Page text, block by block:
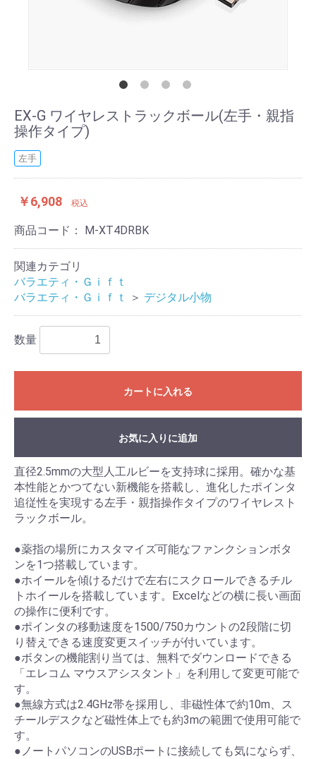
EX-G ワイヤレストラックボール(左手・親指
操作タイプ)
左手
￥6,908 税込
商品コード： M-XT4DRBK
関連カテゴリ
バラエティ・Ｇｉｆｔ
バラエティ・Ｇｉｆｔ
＞ デジタル小物
数量
カートに入れる
お気に入りに追加
直径2.5mmの大型人工ルビーを支持球に採用。確かな基
本性能とかつてない新機能を搭載し、進化したポインタ
追従性を実現する左手・親指操作タイプのワイヤレスト
ラックボール。
●薬指の場所にカスタマイズ可能なファンクションボタ
ンを1つ搭載しています。
●ホイールを傾けるだけで左右にスクロールできるチル
トホイールを搭載しています。Excelなどの横に長い画面
の操作に便利です。
●ポインタの移動速度を1500/750カウントの2段階に切
り替えできる速度変更スイッチが付いています。
●ボタンの機能割り当ては、無料でダウンロードできる
「エレコム マウスアシスタント」を利用して変更可能で
す。
●無線方式は2.4GHz帯を採用し、非磁性体で約10m、ス
チールデスクなど磁性体上でも約3mの範囲で使用可能で
す。
●ノートパソコンのUSBポートに接続しても気にならず、